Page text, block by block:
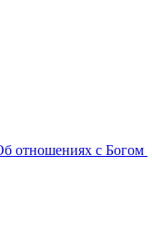
отношениях с Богом